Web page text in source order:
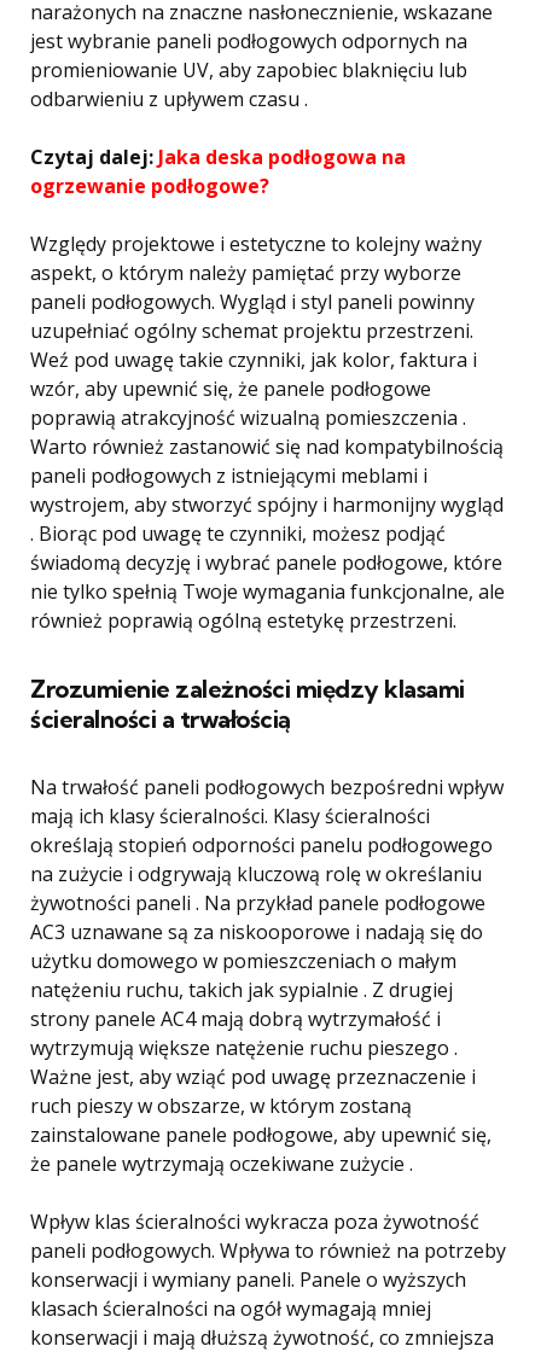
narażonych na znaczne nasłonecznienie, wskazane
jest wybranie paneli podłogowych odpornych na
promieniowanie UV, aby zapobiec blaknięciu lub
odbarwieniu z upływem czasu .
Czytaj dalej: Jaka deska podłogowa na
ogrzewanie podłogowe?
Względy projektowe i estetyczne to kolejny ważny
aspekt, o którym należy pamiętać przy wyborze
paneli podłogowych. Wygląd i styl paneli powinny
uzupełniać ogólny schemat projektu przestrzeni.
Weź pod uwagę takie czynniki, jak kolor, faktura i
wzór, aby upewnić się, że panele podłogowe
poprawią atrakcyjność wizualną pomieszczenia .
Warto również zastanowić się nad kompatybilnością
paneli podłogowych z istniejącymi meblami i
wystrojem, aby stworzyć spójny i harmonijny wygląd
. Biorąc pod uwagę te czynniki, możesz podjąć
świadomą decyzję i wybrać panele podłogowe, które
nie tylko spełnią Twoje wymagania funkcjonalne, ale
również poprawią ogólną estetykę przestrzeni.
Zrozumienie zależności między klasami
ścieralności a trwałością
Na trwałość paneli podłogowych bezpośredni wpływ
mają ich klasy ścieralności. Klasy ścieralności
określają stopień odporności panelu podłogowego
na zużycie i odgrywają kluczową rolę w określaniu
żywotności paneli . Na przykład panele podłogowe
AC3 uznawane są za niskooporowe i nadają się do
użytku domowego w pomieszczeniach o małym
natężeniu ruchu, takich jak sypialnie . Z drugiej
strony panele AC4 mają dobrą wytrzymałość i
wytrzymują większe natężenie ruchu pieszego .
Ważne jest, aby wziąć pod uwagę przeznaczenie i
ruch pieszy w obszarze, w którym zostaną
zainstalowane panele podłogowe, aby upewnić się,
że panele wytrzymają oczekiwane zużycie .
Wpływ klas ścieralności wykracza poza żywotność
paneli podłogowych. Wpływa to również na potrzeby
konserwacji i wymiany paneli. Panele o wyższych
klasach ścieralności na ogół wymagają mniej
konserwacji i mają dłuższą żywotność, co zmniejsza